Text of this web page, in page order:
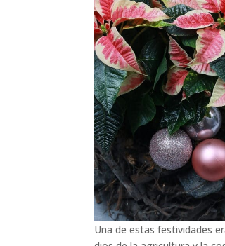
Una de estas festividades